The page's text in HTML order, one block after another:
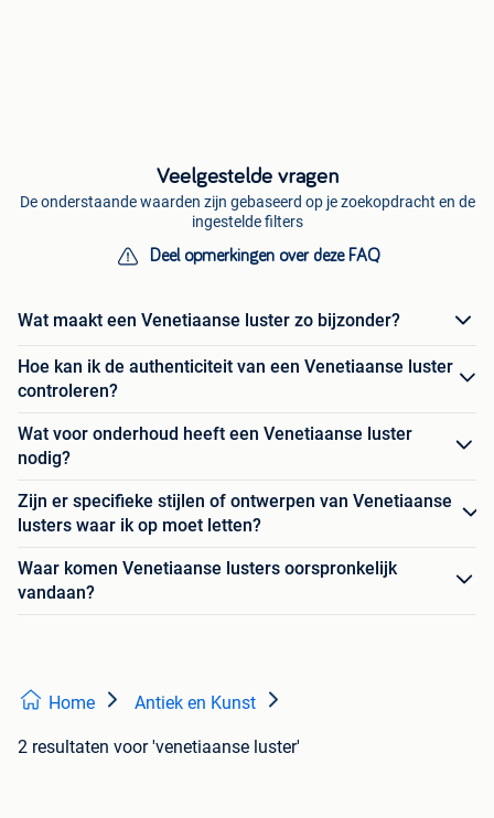
Veelgestelde vragen
De onderstaande waarden zijn gebaseerd op je zoekopdracht en de
ingestelde filters
Deel opmerkingen over deze FAQ
Wat maakt een Venetiaanse luster zo bijzonder?
Hoe kan ik de authenticiteit van een Venetiaanse luster
controleren?
Wat voor onderhoud heeft een Venetiaanse luster
nodig?
Zijn er specifieke stijlen of ontwerpen van Venetiaanse
lusters waar ik op moet letten?
Waar komen Venetiaanse lusters oorspronkelijk
vandaan?
Home Antiek en Kunst
2 resultaten voor 'venetiaanse luster'